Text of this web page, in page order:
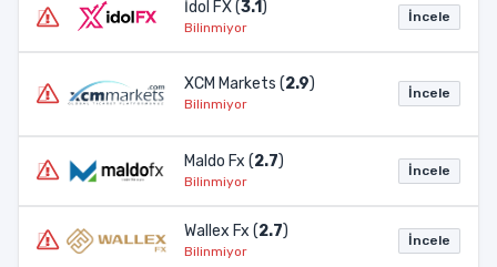
İdol FX (3.1)
Bilinmiyor
İncele
XCM Markets (2.9)
Bilinmiyor
İncele
Maldo Fx (2.7)
Bilinmiyor
İncele
Wallex Fx (2.7)
Bilinmiyor
İncele